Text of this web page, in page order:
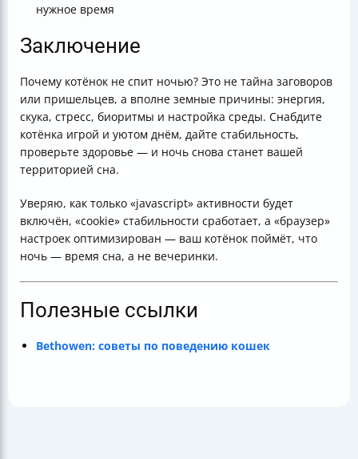
нужное время
Заключение
Почему котёнок не спит ночью? Это не тайна заговоров
или пришельцев, а вполне земные причины: энергия,
скука, стресс, биоритмы и настройка среды. Снабдите
котёнка игрой и уютом днём, дайте стабильность,
проверьте здоровье — и ночь снова станет вашей
территорией сна.
Уверяю, как только «javascript» активности будет
включён, «cookie» стабильности сработает, а «браузер»
настроек оптимизирован — ваш котёнок поймёт, что
ночь — время сна, а не вечеринки.
Полезные ссылки
Bethowen: советы по поведению кошек